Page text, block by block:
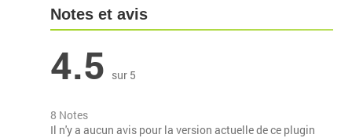
Notes et avis
4.5 sur 5
8 Notes
Il n'y a aucun avis pour la version actuelle de ce plugin